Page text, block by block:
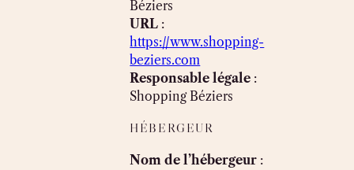
Béziers
URL :
https://www.shopping-
beziers.com
Responsable légale :
Shopping Béziers
HÉBERGEUR
Nom de l’hébergeur :